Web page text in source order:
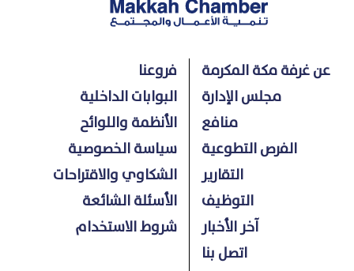
عن غرفة مكة المكرمة
مجلس الإدارة
منافع
الفرص التطوعية
التقارير
التوظيف
آخر الأخبار
اتصل بنا
فروعنا
البوابات الداخلية
الأنظمة واللوائح
سياسة الخصوصية
الشكاوي والاقتراحات
الأسئلة الشائعة
شروط الاستخدام